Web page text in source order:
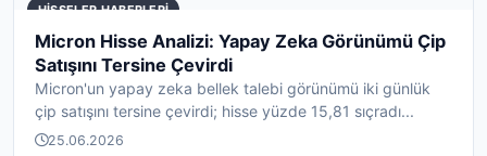
HISSELER HABERLERI
Micron Hisse Analizi: Yapay Zeka Görünümü Çip
Satışını Tersine Çevirdi
Micron'un yapay zeka bellek talebi görünümü iki günlük
çip satışını tersine çevirdi; hisse yüzde 15,81 sıçradı...
25.06.2026